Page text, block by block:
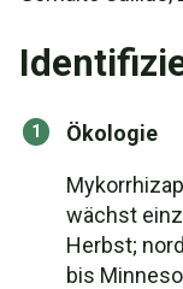
Ökologie
wächst
Herbst;
bis